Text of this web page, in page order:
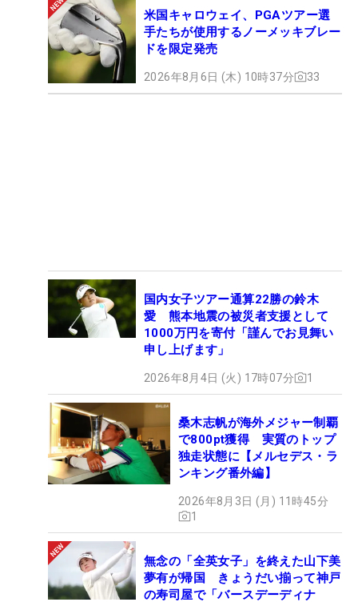
米国キャロウェイ、PGAツアー選
手たちが使用するノーメッキブレー
ドを限定発売
2026年8月6日 (木) 10時37分 33
国内女子ツアー通算22勝の鈴木
愛 熊本地震の被災者支援として
1000万円を寄付「謹んでお見舞い
申し上げます」
2026年8月4日 (火) 17時07分 1
桑木志帆が海外メジャー制覇
で800pt獲得 実質のトップ
独走状態に【メルセデス・ラ
ンキング番外編】
2026年8月3日 (月) 11時45分
1
無念の「全英女子」を終えた山下美
夢有が帰国 きょうだい揃って神戸
の寿司屋で「バースデーディナ